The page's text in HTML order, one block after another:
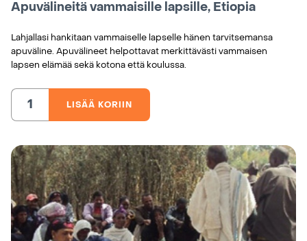
Apuvälineitä vammaisille lapsille, Etiopia
Lahjallasi hankitaan vammaiselle lapselle hänen tarvitsemansa
apuväline. Apuvälineet helpottavat merkittävästi vammaisen
lapsen elämää sekä kotona että koulussa.
Apuvälineitä
määrä
LISÄÄ KORIIN